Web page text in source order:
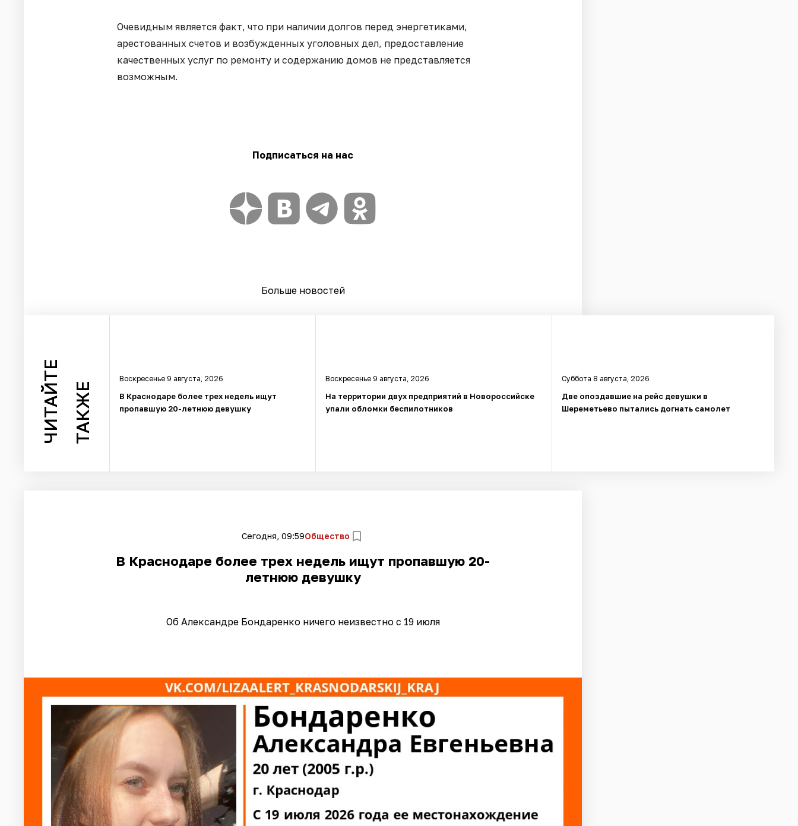
Очевидным является факт, что при наличии долгов перед энергетиками,
арестованных счетов и возбужденных уголовных дел, предоставление
качественных услуг по ремонту и содержанию домов не представляется
возможным.
Подписаться на нас
Больше новостей
ЧИТАЙТЕ ТАКЖЕ
Воскресенье 9 августа, 2026
В Краснодаре более трех недель ищут
пропавшую 20-летнюю девушку
Воскресенье 9 августа, 2026
На территории двух предприятий в Новороссийске
упали обломки беспилотников
Суббота 8 августа, 2026
Две опоздавшие на рейс девушки в
Шереметьево пытались догнать самолет
Сегодня, 09:59Общество
В Краснодаре более трех недель ищут пропавшую 20-
летнюю девушку
Об Александре Бондаренко ничего неизвестно с 19 июля